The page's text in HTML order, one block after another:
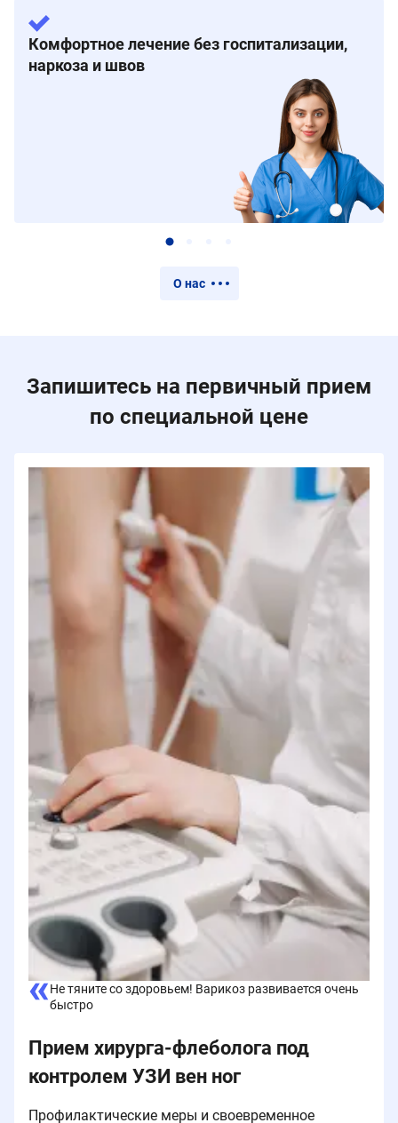
Комфортное лечение без госпитализации,
наркоза и швов
О нас
Запишитесь на первичный прием
по специальной цене
Не тяните со здоровьем! Варикоз развивается очень
быстро
Прием хирурга-флеболога под
контролем УЗИ вен ног
Профилактические меры и своевременное